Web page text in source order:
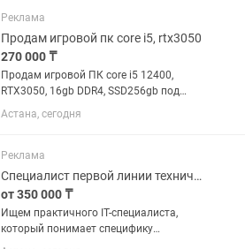
Реклама
Продам игровой пк core i5, rtx3050
270 000 ₸
Продам игровой ПК core i5 12400,
RTX3050, 16gb DDR4, SSD256gb под
систему и дополнительно 2tb HDD.
Компьютер был собран недавно,
Системный блок 270.000тг Цена:...
Астана, сегодня
Реклама
Специалист первой линии технической поддержки
от 350 000 ₸
Ищем практичного IT-специалиста,
который понимает специфику
ресторанного бизнеса и умеет